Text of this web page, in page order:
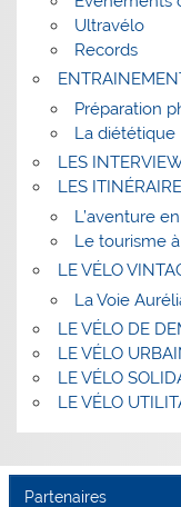
Ultravélo
Records
Préparation
La diététique
LES
LES
L’aventure
Le tourisme
LE VÉLO
La Voie
LE VÉLO DE
LE VÉLO
LE VÉLO
LE VÉLO
Partenaires